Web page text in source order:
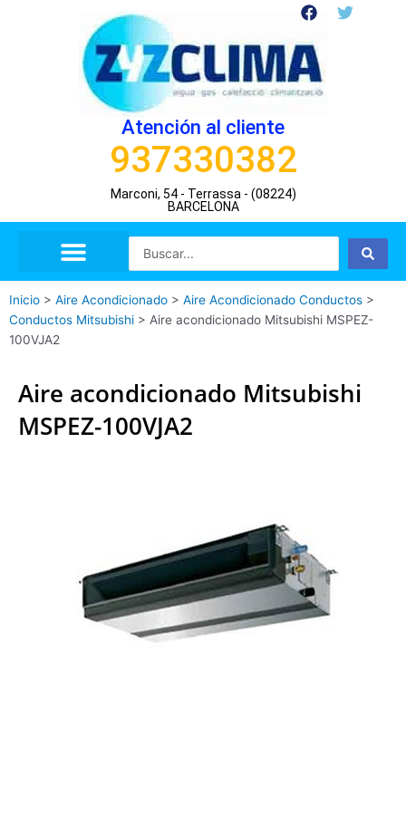
F
e
b
o
T
Atención al cliente
937330382
Marconi, 54 - Terrassa - (08224)
BARCELONA
Search
Inicio > Aire Acondicionado > Aire Acondicionado Conductos >
Conductos Mitsubishi > Aire acondicionado Mitsubishi MSPEZ-
100VJA2
Aire acondicionado Mitsubishi
MSPEZ-100VJA2